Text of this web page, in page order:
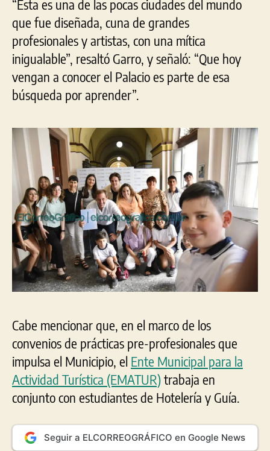
“Esta es una de las pocas ciudades del mundo
que fue diseñada, cuna de grandes
profesionales y artistas, con una mítica
inigualable”, resaltó Garro, y señaló: “Que hoy
vengan a conocer el Palacio es parte de esa
búsqueda por aprender”.
Cabe mencionar que, en el marco de los
convenios de prácticas pre-profesionales que
impulsa el Municipio, el Ente Municipal para la
Actividad Turística (EMATUR)trabaja en
conjunto con estudiantes de Hotelería y Guía.
Seguir a ELCORREOGRÁFICO en Google News